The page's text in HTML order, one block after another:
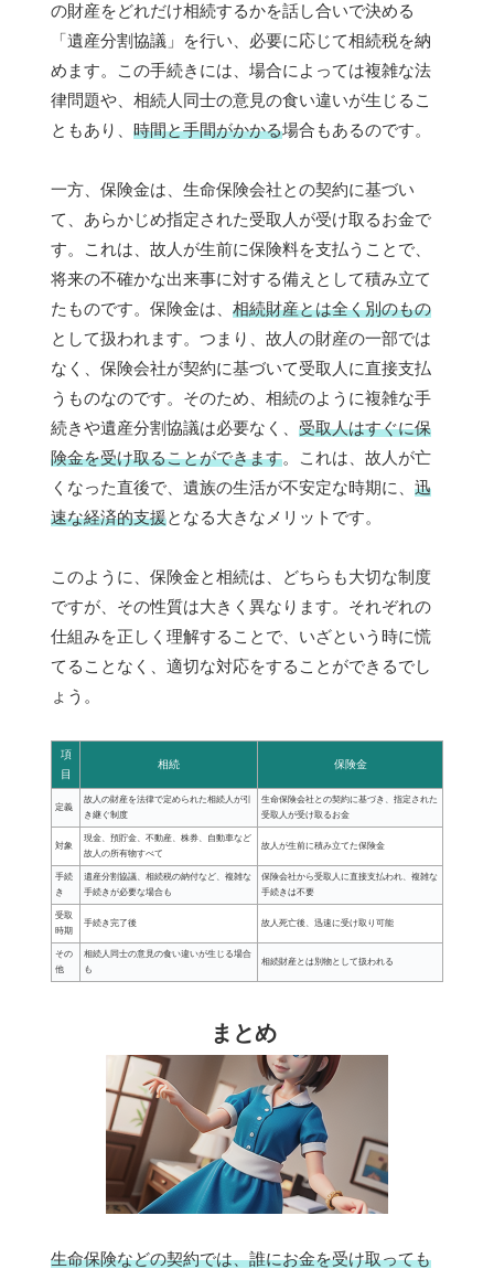
の財産をどれだけ相続するかを話し合いで決める
「遺産分割協議」を行い、必要に応じて相続税を納
めます。この手続きには、場合によっては複雑な法
律問題や、相続人同士の意見の食い違いが生じるこ
ともあり、 時間と手間がかかる場合もあるのです。
一方、保険金は、生命保険会社との契約に基づい
て、あらかじめ指定された受取人が受け取るお金で
す。これは、故人が生前に保険料を支払うことで、
将来の不確かな出来事に対する備えとして積み立て
たものです。保険金は、 相続財産とは全く別のもの
として扱われます。つまり、故人の財産の一部では
なく、保険会社が契約に基づいて受取人に直接支払
うものなのです。そのため、相続のように複雑な手
続きや遺産分割協議は必要なく、 受取人はすぐに保
険金を受け取ることができます。これは、故人が亡
くなった直後で、遺族の生活が不安定な時期に、 迅
速な経済的支援となる大きなメリットです。
このように、保険金と相続は、どちらも大切な制度
ですが、その性質は大きく異なります。それぞれの
仕組みを正しく理解することで、いざという時に慌
てることなく、適切な対応をすることができるでし
ょう。
項
目
相続 保険金
定義
故人の財産を法律で定められた相続人が引
き継ぐ制度
生命保険会社との契約に基づき、指定された
受取人が受け取るお金
対象
現金、預貯金、不動産、株券、自動車など
故人の所有物すべて
故人が生前に積み立てた保険金
手続
き
遺産分割協議、相続税の納付など、複雑な
手続きが必要な場合も
保険会社から受取人に直接支払われ、複雑な
手続きは不要
受取
時期
手続き完了後 故人死亡後、迅速に受け取り可能
その
他
相続人同士の意見の食い違いが生じる場合
も
相続財産とは別物として扱われる
まとめ
生命保険などの契約では、誰にお金を受け取っても